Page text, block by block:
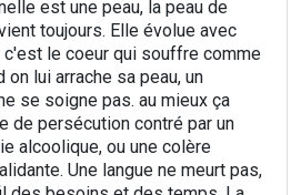
est une peau, la peau de
toujours. Elle évolue avec
le coeur qui souffre comme
on lui arrache sa peau, un
se soigne pas. au mieux ça
de persécution contré par un
alcoolique, ou une colère
Une langue ne meurt pas,